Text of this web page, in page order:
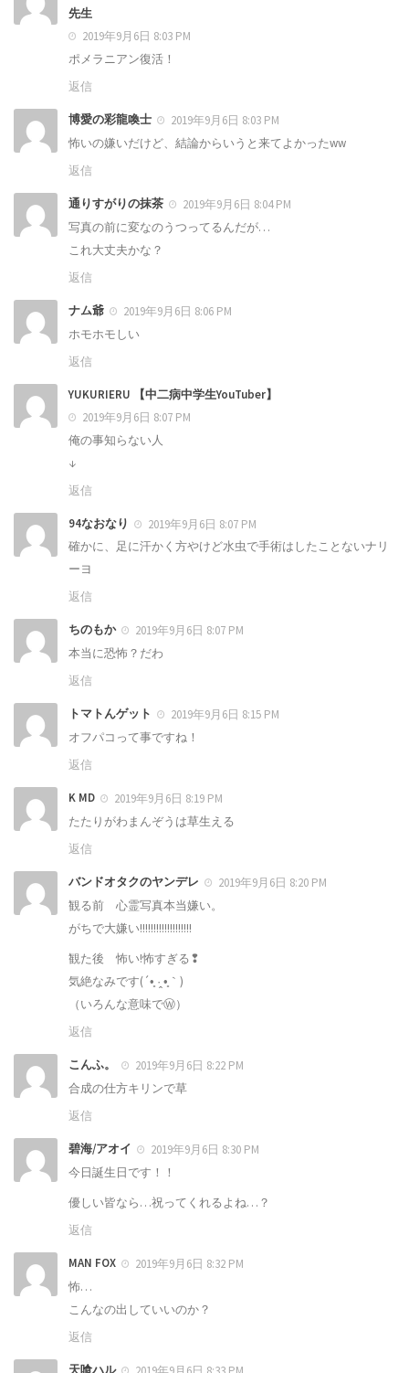
先生
2019年9月6日 8:03 PM
ポメラニアン復活！
返信
博愛の彩龍喚士
2019年9月6日 8:03 PM
怖いの嫌いだけど、結論からいうと来てよかったww
返信
通りすがりの抹茶
2019年9月6日 8:04 PM
写真の前に変なのうつってるんだが…
これ大丈夫かな？
返信
ナム爺
2019年9月6日 8:06 PM
ホモホモしい
返信
YUKURIERU 【中二病中学生YouTuber】
2019年9月6日 8:07 PM
俺の事知らない人
↓
返信
94なおなり
2019年9月6日 8:07 PM
確かに、足に汗かく方やけど水虫で手術はしたことないナリ
ーヨ
返信
ちのもか
2019年9月6日 8:07 PM
本当に恐怖？だわ
返信
トマトんゲット
2019年9月6日 8:15 PM
オフパコって事ですね！
返信
K MD
2019年9月6日 8:19 PM
たたりがわまんぞうは草生える
返信
バンドオタクのヤンデレ
2019年9月6日 8:20 PM
観る前 心霊写真本当嫌い。
がちで大嫌い!!!!!!!!!!!!!!!!!!!
観た後 怖い!怖すぎる❢
気絶なみです(´•̥ ·̭ •̥｀)
（いろんな意味でⓌ）
返信
こんふ。
2019年9月6日 8:22 PM
合成の仕方キリンで草
返信
碧海/アオイ
2019年9月6日 8:30 PM
今日誕生日です！！
優しい皆なら…祝ってくれるよね…？
返信
MAN FOX
2019年9月6日 8:32 PM
怖…
こんなの出していいのか？
返信